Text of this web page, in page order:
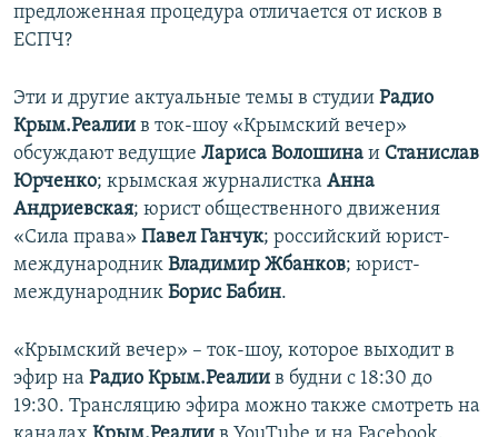
предложенная процедура отличается от исков в
ЕСПЧ?
Эти и другие актуальные темы в студии Радио
Крым.Реалии в ток-шоу «Крымский вечер»
обсуждают ведущие Лариса Волошина и Станислав
Юрченко; крымская журналистка Анна
Андриевская; юрист общественного движения
«Сила права» Павел Ганчук; российский юрист-
международник Владимир Жбанков; юрист-
международник Борис Бабин.
«Крымский вечер» – ток-шоу, которое выходит в
эфир на Радио Крым.Реалии в будни с 18:30 до
19:30. Трансляцию эфира можно также смотреть на